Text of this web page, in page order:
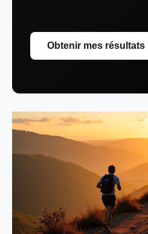
Obtenir mes résultats